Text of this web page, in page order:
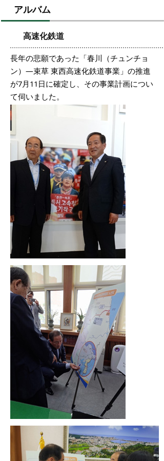
アルバム
高速化鉄道
長年の悲願であった「春川（チュンチョ
ン）―束草 東西高速化鉄道事業」の推進
が7月11日に確定し、その事業計画につい
て伺いました。